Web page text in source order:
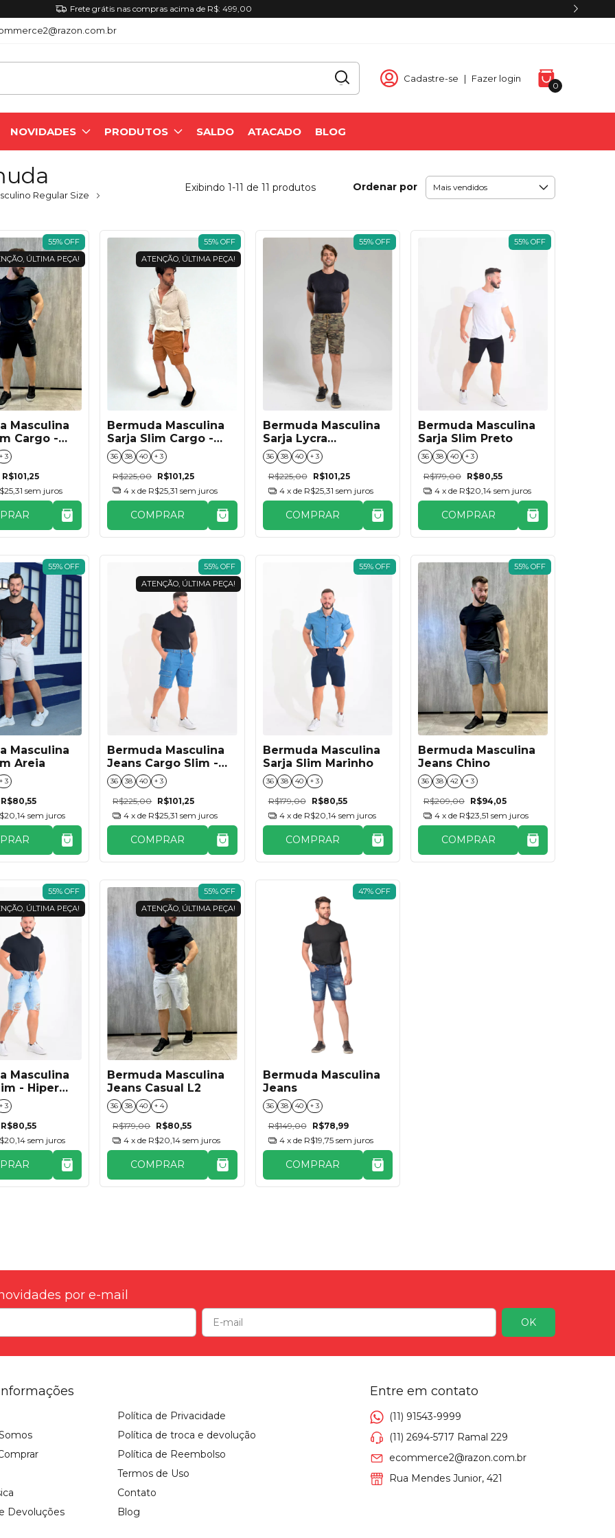
Cupom (PRIMEIRA10): ganhe 10% OFF na sua primeira compra acima de R$ 99. (Não acumulativo)
Cadastre-se | Fazer login
0
NOVIDADES PRODUTOS SALDO ATACADO BLOG
Regular Size
Exibindo 1-11 de 11 produtos Ordenar por
55%OFF
ÚLTIMA PEÇA!
Masculina
Cargo -
+ 3
R$101,25
sem juros
55% OFF
ATENÇÃO, ÚLTIMA PEÇA!
Bermuda Masculina
Sarja Slim Cargo -
Camelo
36 38 40 + 3
R$225,00 R$101,25
4 x de R$25,31 sem juros
COMPRAR
55% OFF
Bermuda Masculina
Sarja Lycra
Camuflado Bege
36 38 40 + 3
R$225,00
R$101,25
4 x de R$25,31 sem juros
COMPRAR
55% OFF
Bermuda Masculina
Sarja Slim Preto
36 38 40 + 3
R$179,00
R$80,55
4 x de R$20,14 sem juros
COMPRAR
55%OFF
Masculina
Areia
+ 3
R$80,55
sem juros
55% OFF
ATENÇÃO, ÚLTIMA PEÇA!
Bermuda Masculina
Jeans Cargo Slim -
Super Stone
36 38 40 + 3
R$225,00 R$101,25
4 x de R$25,31 sem juros
COMPRAR
55% OFF
Bermuda Masculina
Sarja Slim Marinho
36 38 40 + 3
R$179,00
R$80,55
4 x de R$20,14 sem juros
COMPRAR
55% OFF
Bermuda Masculina
Jeans Chino
36 38 42 + 3
R$209,00
R$94,05
4 x de R$23,51 sem juros
COMPRAR
55%OFF
ÚLTIMA PEÇA!
Masculina
- Hiper
+ 3
R$80,55
sem juros
55% OFF
ATENÇÃO, ÚLTIMA PEÇA!
Bermuda Masculina
Jeans Casual L2
36 38 40 + 4
R$179,00 R$80,55
4 x de R$20,14 sem juros
COMPRAR
47% OFF
Bermuda Masculina
Jeans
36 38 40 + 3
R$149,00
R$78,99
4 x de R$19,75 sem juros
COMPRAR
por e-mail
Devoluções
Política de Privacidade
Política de troca e devolução
Política de Reembolso
Termos de Uso
Contato
Blog
Entre em contato
(11) 91543-9999
(11) 2694-5717 Ramal 229
ecommerce2@razon.com.br
Rua Mendes Junior, 421